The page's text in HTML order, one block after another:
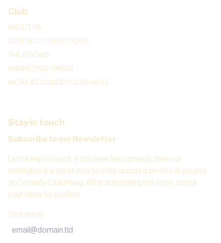
Club
ABOUT US
CONTACT / DIRECTIONS
THE ROOMS
MARKETING / PRESS
WORK AT COMEDY CLUB HAUG
Stay in touch
Subscribe to our Newsletter
Let’s keep in touch. If you love live comedy, then our
mailinglist is a great way to stay updated on who is playing
at Comedy Club Haug. After submitting this form, check
your inbox to confirm.
Your email :